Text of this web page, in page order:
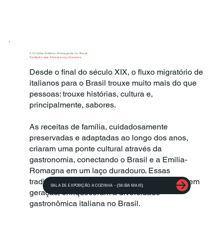
A Cozinha Emiliano-Romagnola no Brasil
Tradição que Atravessou Oceanos
Desde o final do século XIX, o fluxo migratório de
italianos para o Brasil trouxe muito mais do que
pessoas: trouxe histórias, cultura e,
principalmente, sabores.
As receitas de família, cuidadosamente
preservadas e adaptadas ao longo dos anos,
criaram uma ponte cultural através da
gastronomia, conectando o Brasil e a Emilia-
Romagna em um laço duradouro. Essas
tradições culinárias, transmitidas de geração em
geração, enriqueceram a diversidade
gastronômica italiana no Brasil.
SALA DE EXPOSIÇÃO: A COZINHA - (SAIBA MAIS)